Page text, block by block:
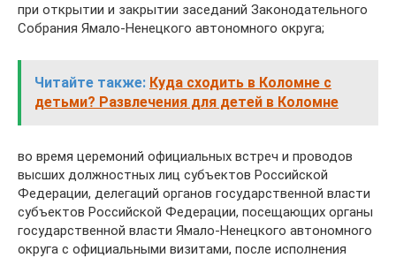
при открытии и закрытии заседаний Законодательного
Собрания Ямало-Ненецкого автономного округа;
Читайте также: Куда сходить в Коломне с
детьми? Развлечения для детей в Коломне
во время церемоний официальных встреч и проводов
высших должностных лиц субъектов Российской
Федерации, делегаций органов государственной власти
субъектов Российской Федерации, посещающих органы
государственной власти Ямало-Ненецкого автономного
округа с официальными визитами, после исполнения